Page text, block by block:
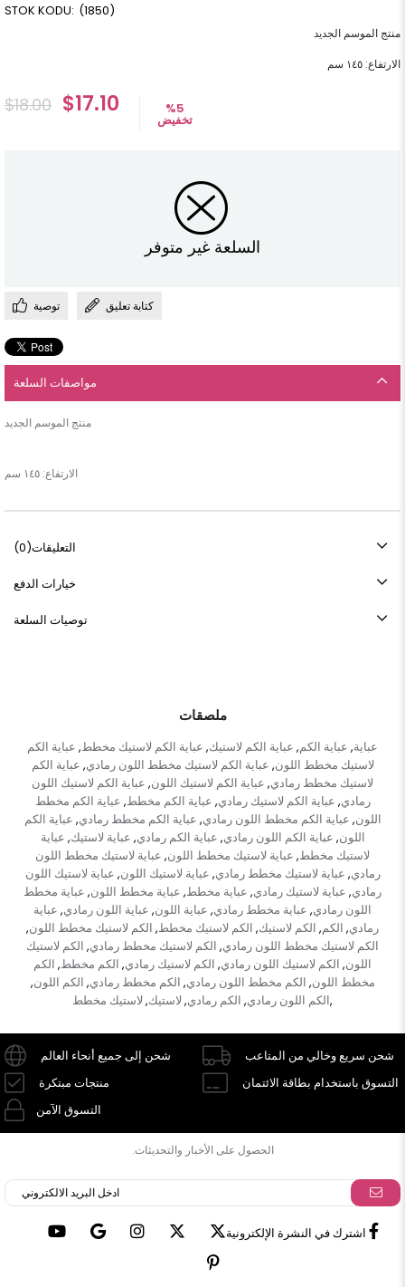
(1850)
الارتفاع: ١٤٥ سم
$18.00 $17.10 %5
تخفيض
السلعة غير متوفر
توصية كتابة تعليق
مواصفات السلعة
الارتفاع: ١٤٥ سم
التعليقات(0)
خيارات الدفع
توصيات السلعة
ملصقات
عباية, عباية الكم, عباية الكم لاستيك, عباية الكم لاستيك مخطط, عباية الكم
لاستيك مخطط اللون, عباية الكم لاستيك مخطط اللون رمادي, عباية الكم
لاستيك مخطط رمادي, عباية الكم لاستيك اللون, عباية الكم لاستيك اللون
رمادي, عباية الكم لاستيك رمادي, عباية الكم مخطط, عباية الكم مخطط
اللون, عباية الكم مخطط اللون رمادي, عباية الكم مخطط رمادي, عباية الكم
اللون, عباية الكم اللون رمادي, عباية الكم رمادي, عباية لاستيك, عباية
لاستيك مخطط, عباية لاستيك مخطط اللون, عباية لاستيك مخطط اللون
رمادي, عباية لاستيك مخطط رمادي, عباية لاستيك اللون, عباية لاستيك اللون
رمادي, عباية لاستيك رمادي, عباية مخطط, عباية مخطط اللون, عباية مخطط
اللون رمادي, عباية مخطط رمادي, عباية اللون, عباية اللون رمادي, عباية
رمادي, الكم, الكم لاستيك, الكم لاستيك مخطط, الكم لاستيك مخطط اللون,
الكم لاستيك مخطط اللون رمادي, الكم لاستيك مخطط رمادي, الكم لاستيك
اللون, الكم لاستيك اللون رمادي, الكم لاستيك رمادي, الكم مخطط, الكم
مخطط اللون, الكم مخطط اللون رمادي, الكم مخطط رمادي, الكم اللون,
الكم اللون رمادي, الكم رمادي, لاستيك, لاستيك مخطط ,
شحن إلى جميع أنحاء العالم
شحن سريع وخالي من المتاعب
منتجات مبتكرة
التسوق باستخدام بطاقة الائتمان
التسوق الآمن
الحصول على الأخبار والتحديثات.
اشترك في النشرة الإلكترونية